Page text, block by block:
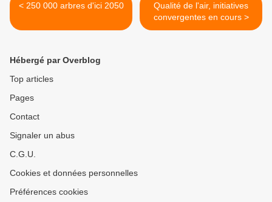
< 250 000 arbres d'ici 2050
Qualité de l'air, initiatives
convergentes en cours >
Hébergé par Overblog
Top articles
Pages
Contact
Signaler un abus
C.G.U.
Cookies et données personnelles
Préférences cookies